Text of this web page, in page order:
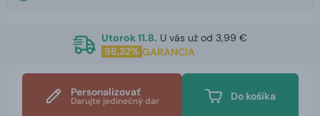
Utorok 11.8. U vás už od 3,99 €
98,32% GARANCIA
Personalizovať
Darujte jedinečný dar Do košíka